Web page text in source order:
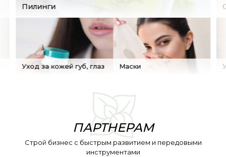
Пилинги
Уход за кожей губ, глаз Маски
ПАРТНЕРАМ
Строй бизнес с быстрым развитием и передовыми
инструментами